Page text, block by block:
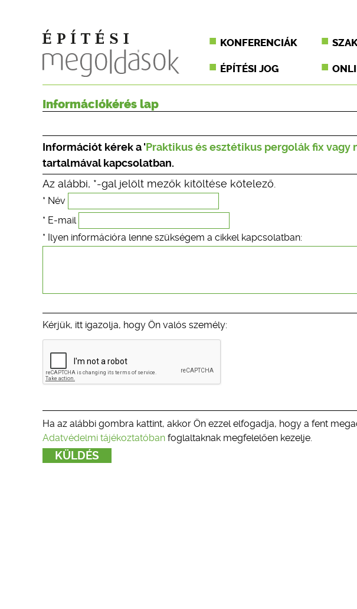
KONFERENCIÁK
ÉPÍTÉSI JOG
Információkérés lap
Információt kérek a 'Praktikus és esztétikus pergolák fix
tartalmával kapcsolatban.
Az alábbi, *-gal jelölt mezők kitöltése kötelező.
* Név
* E-mail
* Ilyen információra lenne szükségem a cikkel kapcsolatban:
Kérjük, itt igazolja, hogy Ön valós személy:
Ha az alábbi gombra kattint, akkor Ön ezzel elfogadja, hogy a fent
Adatvédelmi tájékoztatóban foglaltaknak megfelelően kezelje.